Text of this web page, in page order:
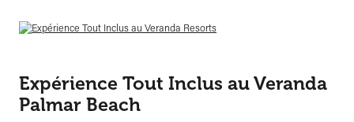
Expérience Tout Inclus au Veranda
Palmar Beach